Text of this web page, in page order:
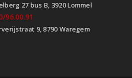
27 bus B, 3920 Lommel
96.00.91
9, 8790 Waregem